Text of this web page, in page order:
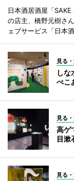
日本酒居酒屋「
の店主、橋野元樹さ
ェブサービス「日本
見る
し
ぺこ
見る
高ゲ
目漱
見る